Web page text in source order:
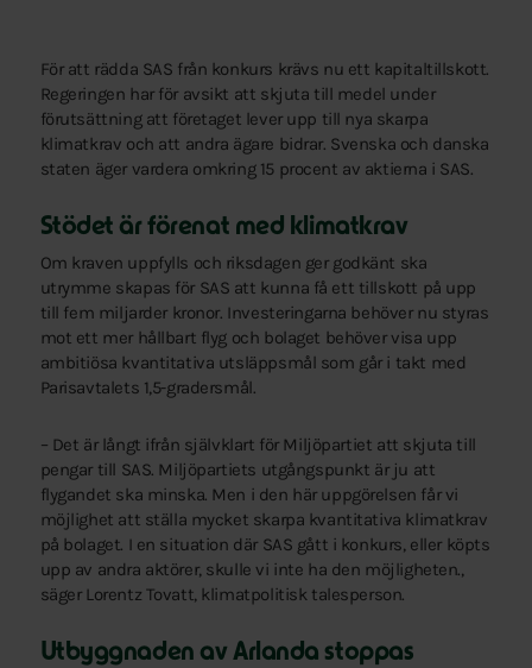
För att rädda SAS från konkurs krävs nu ett kapitaltillskott.
Regeringen har för avsikt att skjuta till medel under
förutsättning att företaget lever upp till nya skarpa
klimatkrav och att andra ägare bidrar. Svenska och danska
staten äger vardera omkring 15 procent av aktierna i SAS.
Stödet är förenat med klimatkrav
Om kraven uppfylls och riksdagen ger godkänt ska
utrymme skapas för SAS att kunna få ett tillskott på upp
till fem miljarder kronor. Investeringarna behöver nu styras
mot ett mer hållbart flyg och bolaget behöver visa upp
ambitiösa kvantitativa utsläppsmål som går i takt med
Parisavtalets 1,5-gradersmål.
– Det är långt ifrån självklart för Miljöpartiet att skjuta till
pengar till SAS. Miljöpartiets utgångspunkt är ju att
flygandet ska minska. Men i den här uppgörelsen får vi
möjlighet att ställa mycket skarpa kvantitativa klimatkrav
på bolaget. I en situation där SAS gått i konkurs, eller köpts
upp av andra aktörer, skulle vi inte ha den möjligheten.,
säger Lorentz Tovatt, klimatpolitisk talesperson.
Utbyggnaden av Arlanda stoppas